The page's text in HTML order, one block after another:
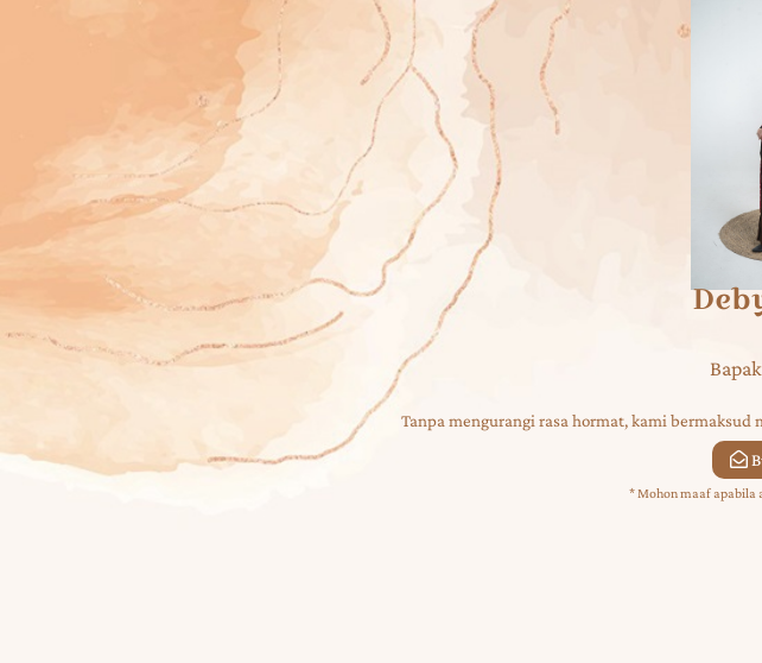
Deby
dan
Fadhil
SABTU
Tanpa mengurangi rasa hormat, kami